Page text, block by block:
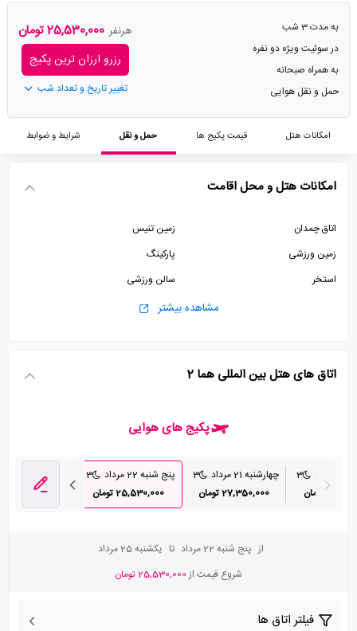
به مدت 3 شب
در سوئیت ویژه دو نفره
به همراه صبحانه
حمل و نقل هوایی
هرنفر 25,530,000 تومان
رزرو ارزان ترین پکیج
تغییر تاریخ و تعداد شب
امکانات هتل قیمت پکیج ها حمل و نقل شرایط و ضوابط
امکانات هتل و محل اقامت
اتاق چمدان
زمین تنیس
زمین ورزشی
پارکینگ
استخر
سالن ورزشی
آسانسور
مشاهده بیشتر
اتاق های هتل بین المللی هما 2
پکیج های هوایی
3
تومان
چهارشنبه 21 مرداد
3
27,350,000 تومان
پنج شنبه 22 مرداد
3
25,530,000 تومان
جمعه 23 مرداد
29,640,000 تومان
از پنج شنبه 22 مرداد تا یکشنبه 25 مرداد
شروع قیمت از25,530,000 تومان
فیلتر اتاق ها